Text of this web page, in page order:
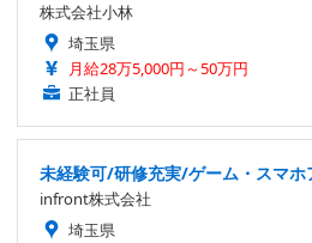
株式会社小林
埼玉県
月給28万5,000円～50万円
正社員
未経験可/研修充実/ゲーム・スマホ
infront株式会社
埼玉県